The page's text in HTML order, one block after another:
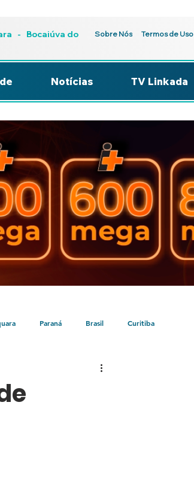
- Bocaiúva do
Sobre Nós Termos de Uso
Notícias TV Linkada
Paraná Brasil Curitiba